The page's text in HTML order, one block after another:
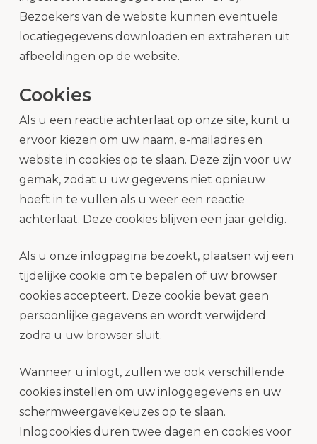
Bezoekers van de website kunnen eventuele
locatiegegevens downloaden en extraheren uit
afbeeldingen op de website.
Cookies
Als u een reactie achterlaat op onze site, kunt u
ervoor kiezen om uw naam, e-mailadres en
website in cookies op te slaan. Deze zijn voor uw
gemak, zodat u uw gegevens niet opnieuw
hoeft in te vullen als u weer een reactie
achterlaat. Deze cookies blijven een jaar geldig.
Als u onze inlogpagina bezoekt, plaatsen wij een
tijdelijke cookie om te bepalen of uw browser
cookies accepteert. Deze cookie bevat geen
persoonlijke gegevens en wordt verwijderd
zodra u uw browser sluit.
Wanneer u inlogt, zullen we ook verschillende
cookies instellen om uw inloggegevens en uw
schermweergavekeuzes op te slaan.
Inlogcookies duren twee dagen en cookies voor